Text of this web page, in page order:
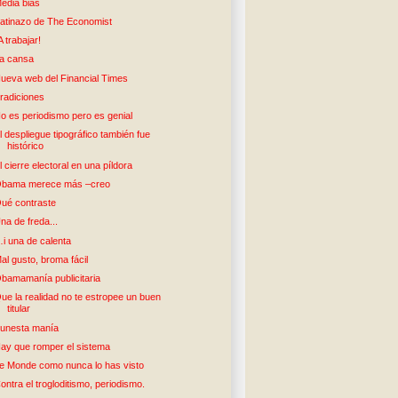
bias
de The Economist
trabajar!
cansa
web del Financial Times
es periodismo pero es genial
despliegue tipográfico también fue
histórico
cierre electoral en una píldora
merece más –creo
contraste
de freda...
…i una de calenta
gusto, broma fácil
publicitaria
la realidad no te estropee un buen
titular
manía
que romper el sistema
Monde como nunca lo has visto
el trogloditismo, periodismo.